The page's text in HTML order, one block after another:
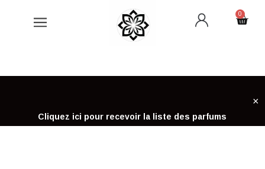
0
Cart
Cliquez ici pour recevoir la liste des parfums
×